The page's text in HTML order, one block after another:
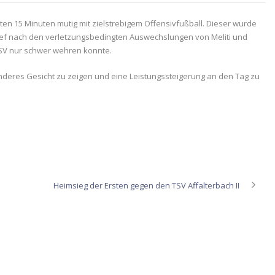
15 Minuten mutig mit zielstrebigem Offensivfußball. Dieser wurde
nach den verletzungsbedingten Auswechslungen von Meliti und
nur schwer wehren konnte.
Gesicht zu zeigen und eine Leistungssteigerung an den Tag zu
Heimsieg der Ersten gegen den TSV Affalterbach II